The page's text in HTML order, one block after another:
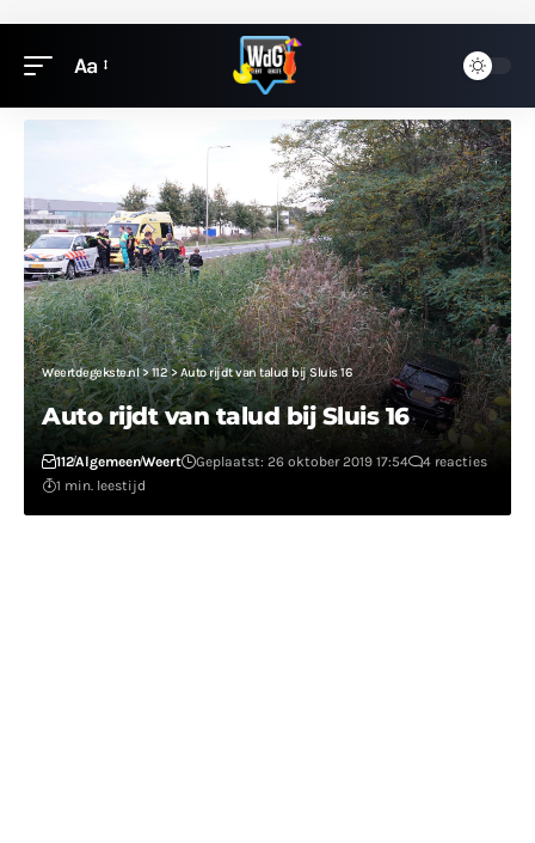
Aa
Weertdegekste.nl>112>Auto rijdt van talud bij Sluis 16
Auto rijdt van talud bij Sluis 16
112AlgemeenWeert Geplaatst: 26 oktober 2019 17:54
4 reacties
1 min. leestijd